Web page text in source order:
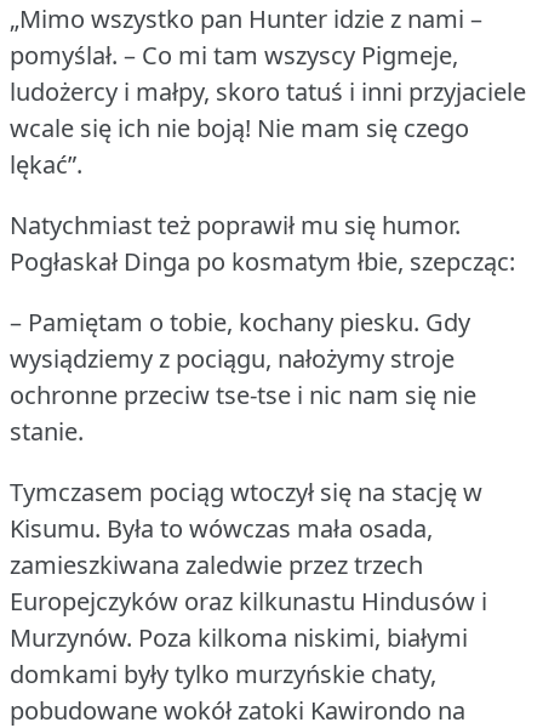
„Mimo wszystko pan Hunter idzie z nami –
pomyślał. – Co mi tam wszyscy Pigmeje,
ludożercy i małpy, skoro tatuś i inni przyjaciele
wcale się ich nie boją! Nie mam się czego
lękać”.
Natychmiast też poprawił mu się humor.
Pogłaskał Dinga po kosmatym łbie, szepcząc:
– Pamiętam o tobie, kochany piesku. Gdy
wysiądziemy z pociągu, nałożymy stroje
ochronne przeciw tse-tse i nic nam się nie
stanie.
Tymczasem pociąg wtoczył się na stację w
Kisumu. Była to wówczas mała osada,
zamieszkiwana zaledwie przez trzech
Europejczyków oraz kilkunastu Hindusów i
Murzynów. Poza kilkoma niskimi, białymi
domkami były tylko murzyńskie chaty,
pobudowane wokół zatoki Kawirondo na